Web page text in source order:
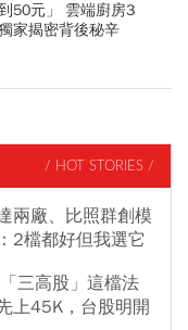
50元」 雲端廚房3
家揭密背後秘辛
/ HOT STORIES /
兩廠、比照群創模
2檔都好但我選它
三高股」這檔法
上45K，台股明開